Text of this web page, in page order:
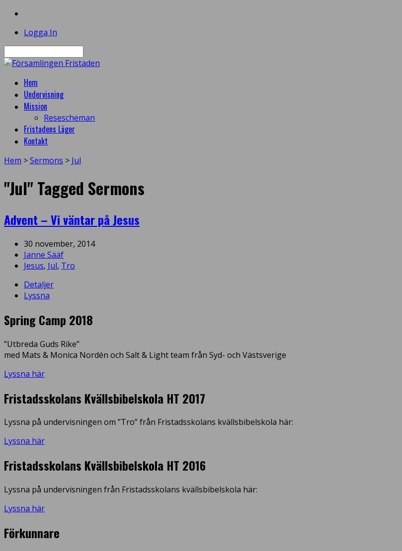
Logga In
Hem
Undervisning
Mission
Resescheman
Fristadens Läger
Kontakt
Hem >Sermons > Jul
"Jul" Tagged Sermons
Advent – Vi väntar på Jesus
30 november, 2014
Janne Sääf
Jesus, Jul, Tro
Detaljer
Lyssna
Spring Camp 2018
”Utbreda Guds Rike”
med Mats & Monica Nordén och Salt & Light team från Syd- och Västsverige
Lyssna här
Fristadsskolans Kvällsbibelskola HT 2017
Lyssna på undervisningen om ”Tro” från Fristadsskolans kvällsbibelskola här:
Lyssna här
Fristadsskolans Kvällsbibelskola HT 2016
Lyssna på undervisningen från Fristadsskolans kvällsbibelskola här:
Lyssna här
Förkunnare